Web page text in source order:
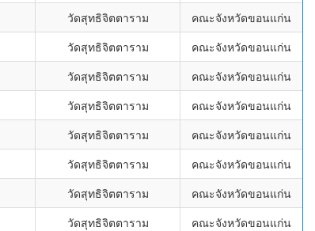
วัดสุทธิจิตตาราม
คณะจังหวัดขอนแก่น
วัดสุทธิจิตตาราม
คณะจังหวัดขอนแก่น
วัดสุทธิจิตตาราม
คณะจังหวัดขอนแก่น
วัดสุทธิจิตตาราม
คณะจังหวัดขอนแก่น
วัดสุทธิจิตตาราม
คณะจังหวัดขอนแก่น
วัดสุทธิจิตตาราม
คณะจังหวัดขอนแก่น
วัดสุทธิจิตตาราม
คณะจังหวัดขอนแก่น
วัดสุทธิจิตตาราม
คณะจังหวัดขอนแก่น